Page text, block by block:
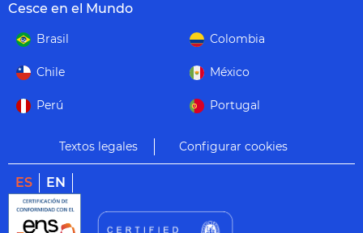
Cesce en el Mundo
Brasil Colombia
Chile México
Perú Portugal
Textos legales Configurar cookies
ES EN